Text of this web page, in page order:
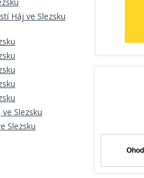
Háj ve Slezsku
Slezsku
Slezsku